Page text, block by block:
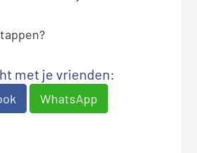
met je vrienden:
WhatsApp